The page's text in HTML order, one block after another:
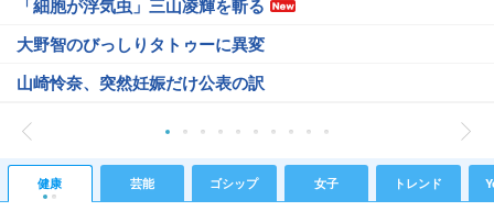
「細胞が浮気虫」三山凌輝を斬る
大野智のびっしりタトゥーに異変
山崎怜奈、突然妊娠だけ公表の訳
健康 芸能 ゴシップ 女子 トレンド